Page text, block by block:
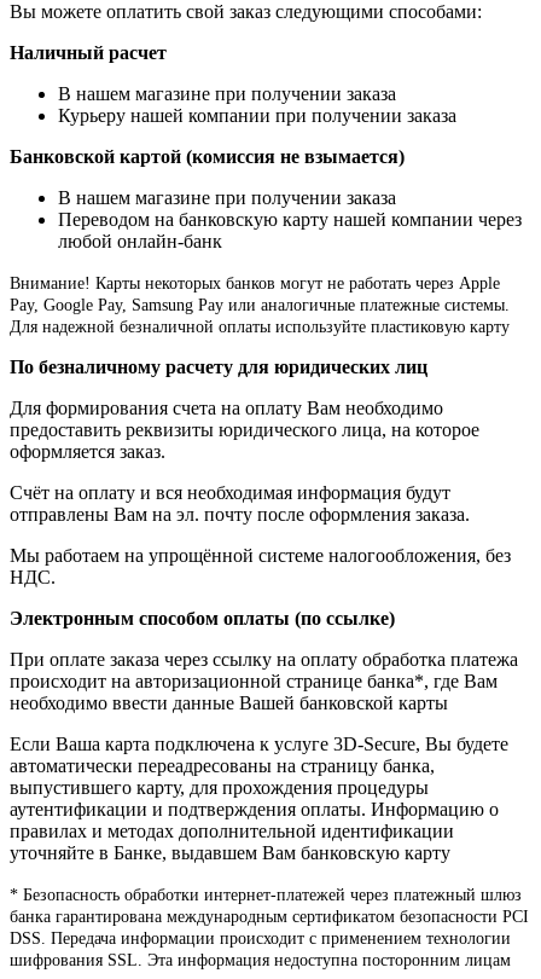
Вы можете оплатить свой заказ следующими способами:
Наличный расчет
В нашем магазине при получении заказа
Курьеру нашей компании при получении заказа
Банковской картой (комиссия не взымается)
В нашем магазине при получении заказа
Переводом на банковскую карту нашей компании через
любой онлайн-банк
Внимание! Карты некоторых банков могут не работать через Apple
Pay, Google Pay, Samsung Pay или аналогичные платежные системы.
Для надежной безналичной оплаты используйте пластиковую карту
По безналичному расчету для юридических лиц
Для формирования счета на оплату Вам необходимо
предоставить реквизиты юридического лица, на которое
оформляется заказ.
Счёт на оплату и вся необходимая информация будут
отправлены Вам на эл. почту после оформления заказа.
Мы работаем на упрощённой системе налогообложения, без
НДС.
Электронным способом оплаты (по ссылке)
При оплате заказа через ссылку на оплату обработка платежа
происходит на авторизационной странице банка*, где Вам
необходимо ввести данные Вашей банковской карты
Если Ваша карта подключена к услуге 3D-Secure, Вы будете
автоматически переадресованы на страницу банка,
выпустившего карту, для прохождения процедуры
аутентификации и подтверждения оплаты. Информацию о
правилах и методах дополнительной идентификации
уточняйте в Банке, выдавшем Вам банковскую карту
* Безопасность обработки интернет-платежей через платежный шлюз
банка гарантирована международным сертификатом безопасности PCI
DSS. Передача информации происходит с применением технологии
шифрования SSL. Эта информация недоступна посторонним лицам